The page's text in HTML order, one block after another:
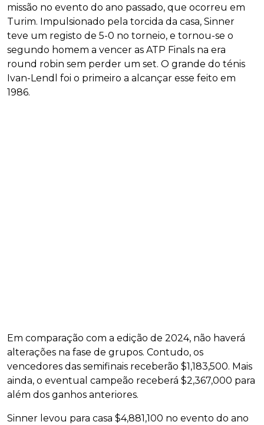
missão no evento do ano passado, que ocorreu em
Turim. Impulsionado pela torcida da casa, Sinner
teve um registo de 5-0 no torneio, e tornou-se o
segundo homem a vencer as ATP Finals na era
round robin sem perder um set. O grande do ténis
Ivan-Lendl foi o primeiro a alcançar esse feito em
1986.
Em comparação com a edição de 2024, não haverá
alterações na fase de grupos. Contudo, os
vencedores das semifinais receberão $1,183,500. Mais
ainda, o eventual campeão receberá $2,367,000 para
além dos ganhos anteriores.
Sinner levou para casa $4,881,100 no evento do ano